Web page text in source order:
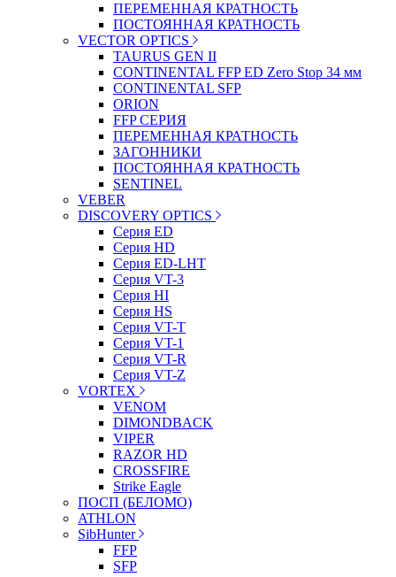
ПЕРЕМЕННАЯ КРАТНОСТЬ
ПОСТОЯННАЯ КРАТНОСТЬ
VECTOR OPTICS
TAURUS GEN II
CONTINENTAL FFP ED Zero Stop 34 мм
CONTINENTAL SFP
ORION
FFP СЕРИЯ
ПЕРЕМЕННАЯ КРАТНОСТЬ
ЗАГОННИКИ
ПОСТОЯННАЯ КРАТНОСТЬ
SENTINEL
VEBER
DISCOVERY OPTICS
Серия ED
Серия HD
Серия ED-LHT
Серия VT-3
Серия HI
Серия HS
Серия VT-T
Серия VT-1
Серия VT-R
Серия VT-Z
VORTEX
VENOM
DIMONDBACK
VIPER
RAZOR HD
CROSSFIRE
Strike Eagle
ПОСП (БЕЛОМО)
ATHLON
SibHunter
FFP
SFP